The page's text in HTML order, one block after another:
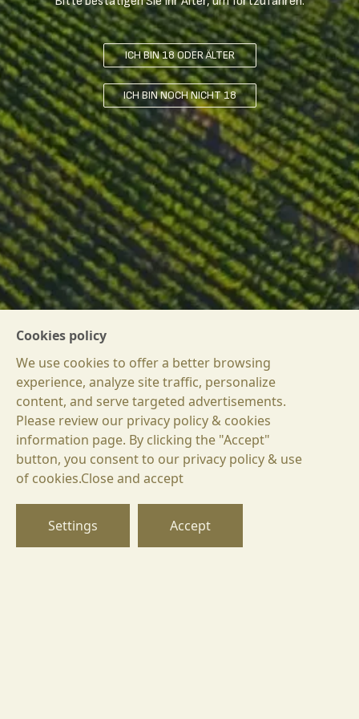
ICH BIN 18 ODER ÄLTER
ICH BIN NOCH NICHT 18
БГ
EN
DE
MEHR ERFAHREN
Santa Sarah BIN 42 Rubin
19,74 €
38,61 лв. 51,48 лв.
IN DEN WEINKORB
Cookies policy
We use cookies to offer a better browsing
experience, analyze site traffic, personalize
content, and serve targeted advertisements.
Please review our privacy policy & cookies
information page. By clicking the "Accept"
button, you consent to our privacy policy & use
of cookies.Close and accept
Settings Accept